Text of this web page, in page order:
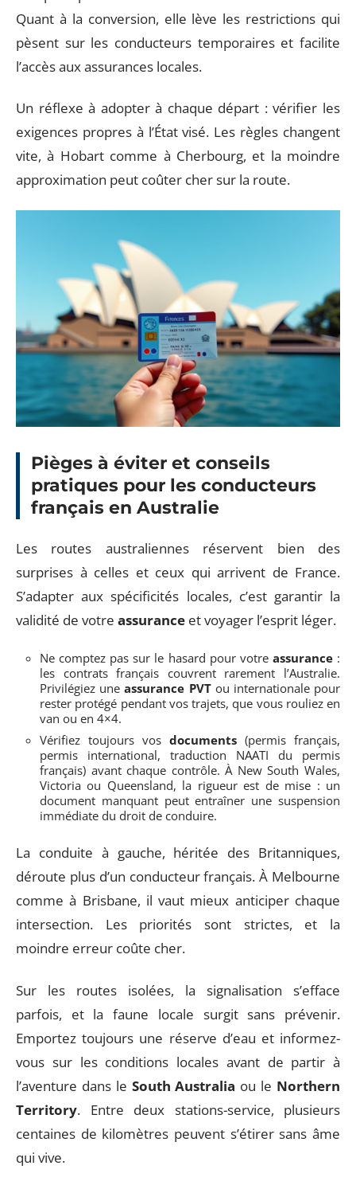
Quant à la conversion, elle lève les restrictions qui
pèsent sur les conducteurs temporaires et facilite
l’accès aux assurances locales.
Un réflexe à adopter à chaque départ : vérifier les
exigences propres à l’État visé. Les règles changent
vite, à Hobart comme à Cherbourg, et la moindre
approximation peut coûter cher sur la route.
Pièges à éviter et conseils
pratiques pour les conducteurs
français en Australie
Les routes australiennes réservent bien des
surprises à celles et ceux qui arrivent de France.
S’adapter aux spécificités locales, c’est garantir la
validité de votre assurance et voyager l’esprit léger.
Ne comptez pas sur le hasard pour votre assurance:
les contrats français couvrent rarement l’Australie.
Privilégiez uneassurance PVTou internationale pour
rester protégé pendant vos trajets, que vous rouliez en
van ou en 4×4.
Vérifiez toujours vos documents (permis français,
permis international, traduction NAATI du permis
français) avant chaque contrôle. À New South Wales,
Victoria ou Queensland, la rigueur est de mise : un
document manquant peut entraîner une suspension
immédiate du droit de conduire.
La conduite à gauche, héritée des Britanniques,
déroute plus d’un conducteur français. À Melbourne
comme à Brisbane, il vaut mieux anticiper chaque
intersection. Les priorités sont strictes, et la
moindre erreur coûte cher.
Sur les routes isolées, la signalisation s’efface
parfois, et la faune locale surgit sans prévenir.
Emportez toujours une réserve d’eau et informez-
vous sur les conditions locales avant de partir à
l’aventure dans le South Australia ou le Northern
Territory. Entre deux stations-service, plusieurs
centaines de kilomètres peuvent s’étirer sans âme
qui vive.